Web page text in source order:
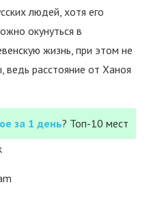
людей, хотя его
окунуться в
жизнь, при этом не
ведь расстояние от Ханоя
за 1 день? Топ-10 мест